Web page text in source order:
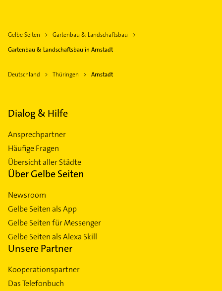
Gelbe Seiten
Gartenbau & Landschaftsbau
Gartenbau & Landschaftsbau in Arnstadt
Deutschland Thüringen Arnstadt
Dialog & Hilfe
Ansprechpartner
Häufige Fragen
Übersicht aller Städte
Über Gelbe Seiten
Newsroom
Gelbe Seiten als App
Gelbe Seiten für Messenger
Gelbe Seiten als Alexa Skill
Unsere Partner
Kooperationspartner
Das Telefonbuch